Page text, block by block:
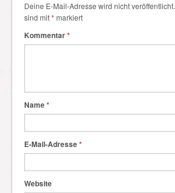
Deine E-Mail-Adresse wird nicht veröffentlicht.
sind mit* markiert
Kommentar*
Name*
E-Mail-Adresse*
Website